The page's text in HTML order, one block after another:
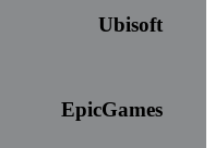
Ubisoft
EpicGames